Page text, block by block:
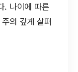
. 나이에 따른
의 깊게 살펴